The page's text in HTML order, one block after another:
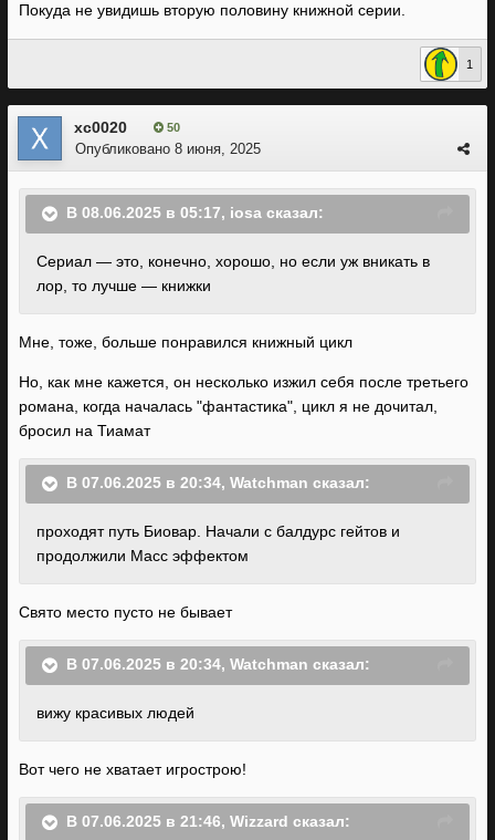
Покуда не увидишь вторую половину книжной серии.
1
xc0020 50
Опубликовано 8 июня, 2025
В 08.06.2025 в 05:17, iosa сказал:
Сериал — это, конечно, хорошо, но если уж вникать в
лор, то лучше — книжки
Мне, тоже, больше понравился книжный цикл
Но, как мне кажется, он несколько изжил себя после третьего
романа, когда началась "фантастика", цикл я не дочитал,
бросил на Тиамат
В 07.06.2025 в 20:34, Watchman сказал:
проходятпуть Биовар . Начали с балдурс гейтов и
продолжили Масс эффектом
Свято место пусто не бывает
В 07.06.2025 в 20:34, Watchman сказал:
вижу красивых людей
Вот чего не хватает игрострою!
В 07.06.2025 в 21:46, Wizzard сказал: